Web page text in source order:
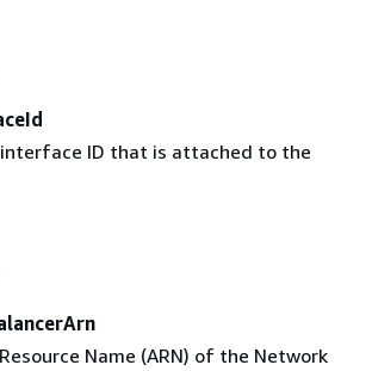
ID that is attached to the
Name (ARN) of the Network